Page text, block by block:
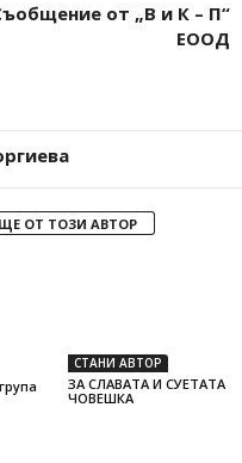
от „В и К – П“
ЕООД
ОТ ТОЗИ АВТОР
СТАНИ АВТОР
ЗА СЛАВАТА И СУЕТАТА
ЧОВЕШКА